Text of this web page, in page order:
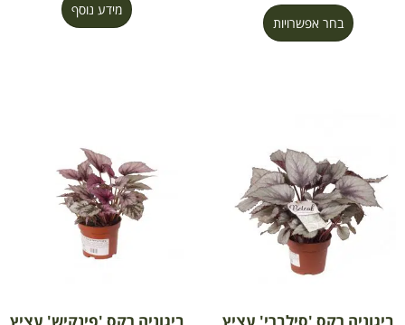
בחר אפשרויות
מידע נוסף